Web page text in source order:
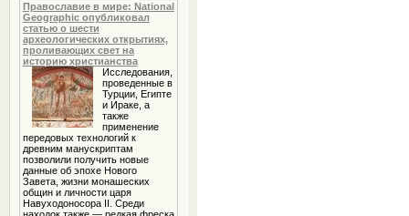
Православие в мире: National
Geographic опубликовал
статью о шести
археологических открытиях,
проливающих свет на
историю христианства
Исследования,
проведенные в
Турции, Египте
и Ираке, а
также
применение
передовых технологий к
древним манускриптам
позволили получить новые
данные об эпохе Нового
Завета, жизни монашеских
общин и личности царя
Навуходоносора II. Среди